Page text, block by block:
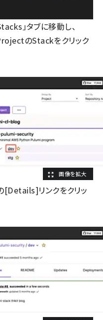
」タブに移動し、
のStackをクリック
[Details]リンクをクリッ